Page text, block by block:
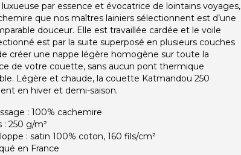
luxueuse par essence et évocatrice de lointains voyages,
que nos maîtres lainiers sélectionnent est d’une
douceur. Elle est travaillée cardée et le voile
est par la suite superposé en plusieurs couches
créer une nappe légère homogène sur toute la
de votre couette, sans aucun pont thermique
Légère et chaude, la couette Katmandou 250
en hiver et demi-saison.
: 100% cachemire
: 250 g/m²
: satin 100% coton, 160 fils/cm²
en France